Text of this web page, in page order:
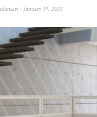
- January 19, 2021